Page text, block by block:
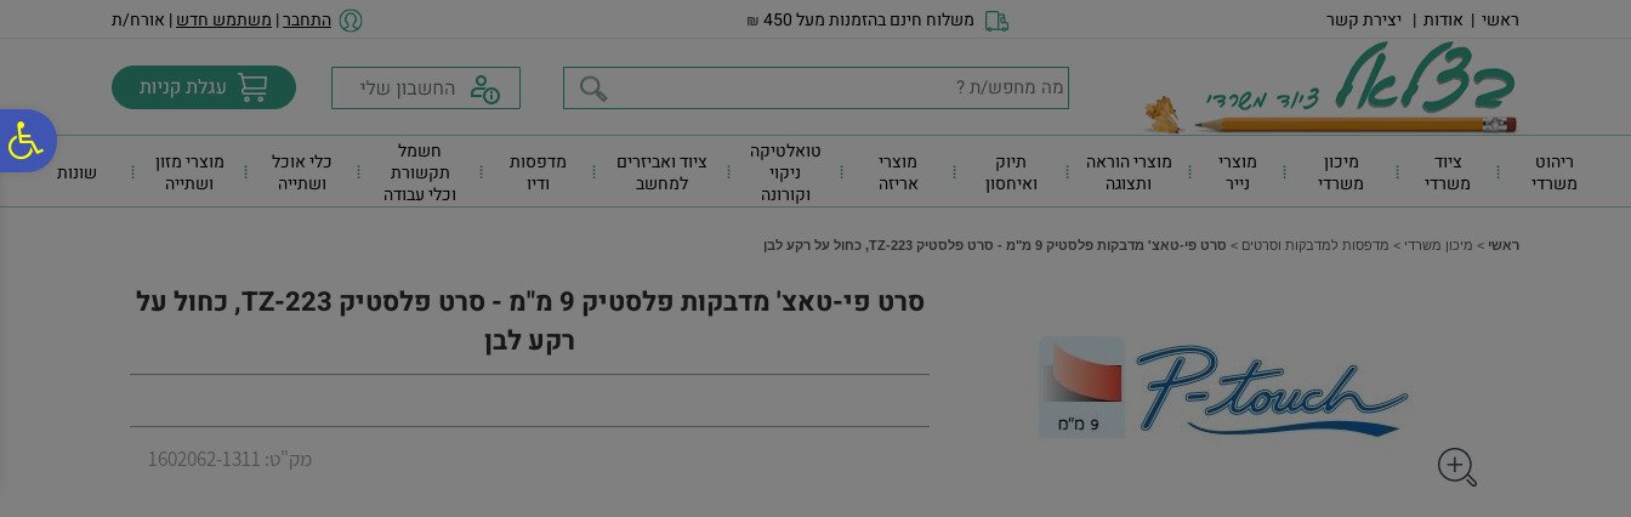
נגישות
אתר
המרכזי
ראשי | אודות | יצירת קשר משלוח חינם בהזמנות מעל 450 ₪ התחבר| משתמש חדש| אורח/ת
ריהוט
משרדי
ציוד
משרדי
מיכון
משרדי
מוצרי
נייר
מוצרי הוראה
ותצוגה
תיוק
ואיחסון
מוצרי
אריזה
טואלטיקה
ניקוי
וקורונה
ציוד ואביזרים
למחשב
מדפסות
ודיו
חשמל
תקשורת
וכלי עבודה
כלי אוכל
ושתייה
מוצרי מזון
ושתייה
שונות
ראשי > מיכון משרדי > מדפסות למדבקות וסרטים > סרט פי-טאצ' מדבקות פלסטיק 9 מ"מ - סרט פלסטיק TZ-223, כחול על רקע לבן
סרט פי-טאצ' מדבקות פלסטיק 9 מ"מ - סרט פלסטיק TZ-223, כחול על
רקע לבן
מק"ט: 1602062-1311